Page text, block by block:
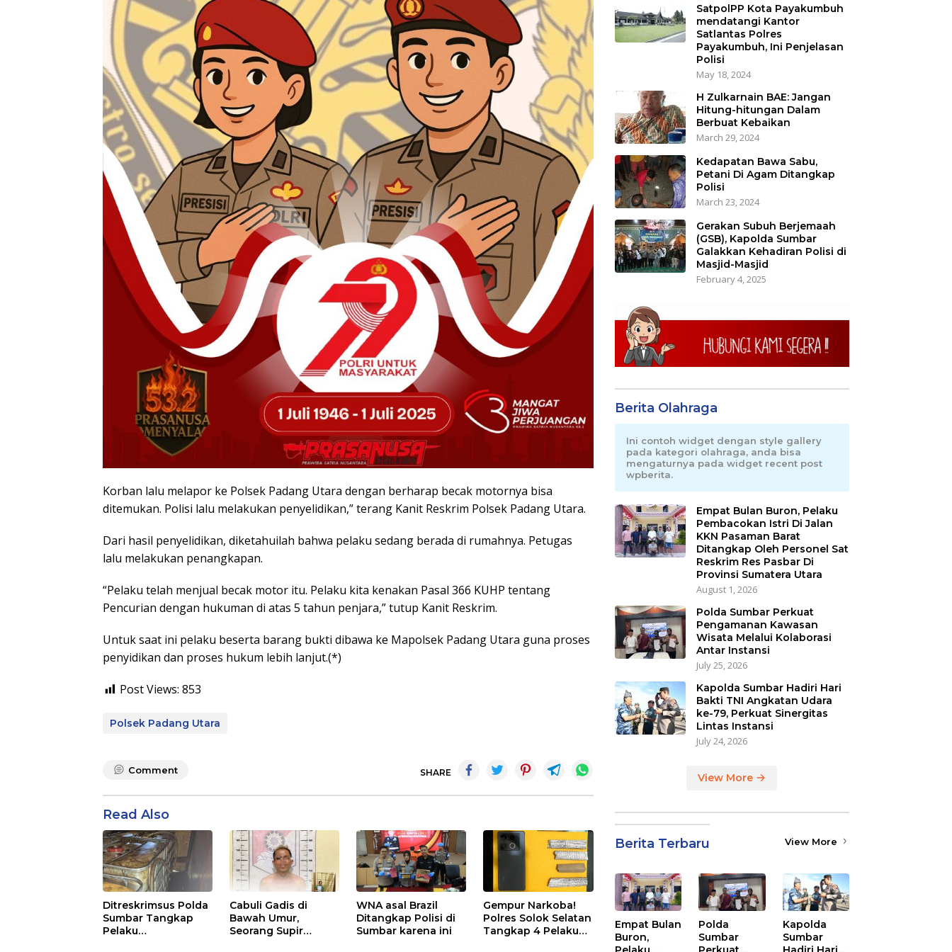
Korban lalu melapor ke Polsek Padang Utara dengan berharap becak motornya bisa
ditemukan. Polisi lalu melakukan penyelidikan,” terang Kanit Reskrim Polsek Padang Utara.
Dari hasil penyelidikan, diketahuilah bahwa pelaku sedang berada di rumahnya. Petugas
lalu melakukan penangkapan.
“Pelaku telah menjual becak motor itu. Pelaku kita kenakan Pasal 366 KUHP tentang
Pencurian dengan hukuman di atas 5 tahun penjara,” tutup Kanit Reskrim.
Untuk saat ini pelaku beserta barang bukti dibawa ke Mapolsek Padang Utara guna proses
penyidikan dan proses hukum lebih lanjut.(*)
Post Views: 853
Polsek Padang Utara
Comment SHARE
Read Also
Ditreskrimsus Polda
Sumbar Tangkap
Pelaku
Cabuli Gadis di
Bawah Umur,
Seorang Supir
WNA asal Brazil
Ditangkap Polisi di
Sumbar karena ini
Gempur Narkoba!
Polres Solok Selatan
Tangkap 4 Pelaku
SatpolPP Kota Payakumbuh
mendatangi Kantor
Satlantas Polres
Payakumbuh, Ini Penjelasan
Polisi
May 18, 2024
H Zulkarnain BAE: Jangan
Hitung-hitungan Dalam
Berbuat Kebaikan
March 29, 2024
Kedapatan Bawa Sabu,
Petani Di Agam Ditangkap
Polisi
March 23, 2024
Gerakan Subuh Berjemaah
(GSB), Kapolda Sumbar
Galakkan Kehadiran Polisi di
Masjid-Masjid
February 4, 2025
Berita Olahraga
Ini contoh widget dengan style gallery
pada kategori olahraga, anda bisa
mengaturnya pada widget recent post
wpberita.
Empat Bulan Buron, Pelaku
Pembacokan Istri Di Jalan
KKN Pasaman Barat
Ditangkap Oleh Personel Sat
Reskrim Res Pasbar Di
Provinsi Sumatera Utara
August 1, 2026
Polda Sumbar Perkuat
Pengamanan Kawasan
Wisata Melalui Kolaborasi
Antar Instansi
July 25, 2026
Kapolda Sumbar Hadiri Hari
Bakti TNI Angkatan Udara
ke-79, Perkuat Sinergitas
Lintas Instansi
July 24, 2026
View More
Berita Terbaru View More
Empat Bulan
Buron,
Polda
Sumbar
Kapolda
Sumbar